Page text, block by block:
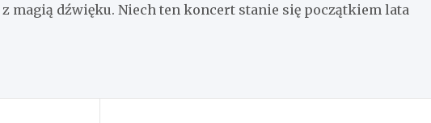
magią dźwięku. Niech ten koncert stanie się początkiem lata